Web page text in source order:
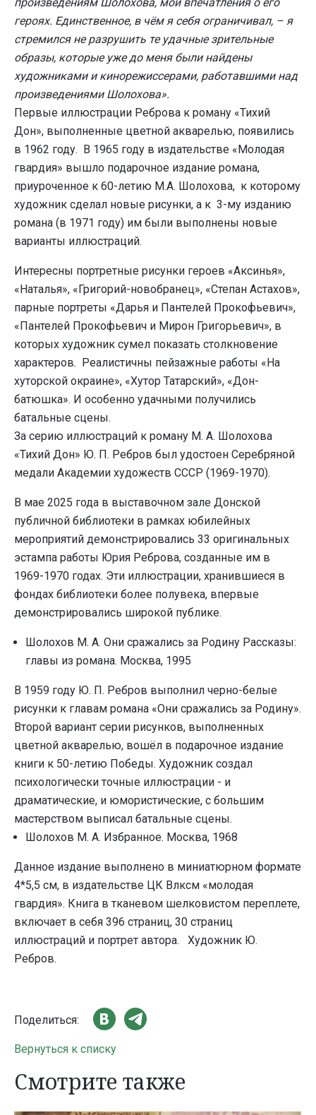
произведениям Шолохова, мои впечатления о его
героях. Единственное, в чём я себя ограничивал, – я
стремился не разрушить те удачные зрительные
образы, которые уже до меня были найдены
художниками и кинорежиссерами, работавшими над
произведениями Шолохова».
Первые иллюстрации Реброва к роману «Тихий
Дон», выполненные цветной акварелью, появились
в 1962 году. В 1965 году в издательстве «Молодая
гвардия» вышло подарочное издание романа,
приуроченное к 60-летию М.А. Шолохова, к которому
художник сделал новые рисунки, а к 3-му изданию
романа (в 1971 году) им были выполнены новые
варианты иллюстраций.
Интересны портретные рисунки героев «Аксинья»,
«Наталья», «Григорий-новобранец», «Степан Астахов»,
парные портреты «Дарья и Пантелей Прокофьевич»,
«Пантелей Прокофьевич и Мирон Григорьевич», в
которых художник сумел показать столкновение
характеров. Реалистичны пейзажные работы «На
хуторской окраине», «Хутор Татарский», «Дон-
батюшка». И особенно удачными получились
батальные сцены.
За серию иллюстраций к роману М. А. Шолохова
«Тихий Дон» Ю. П. Ребров был удостоен Серебряной
медали Академии художеств СССР (1969-1970).
В мае 2025 года в выставочном зале Донской
публичной библиотеки в рамках юбилейных
мероприятий демонстрировались 33 оригинальных
эстампа работы Юрия Реброва, созданные им в
1969-1970 годах. Эти иллюстрации, хранившиеся в
фондах библиотеки более полувека, впервые
демонстрировались широкой публике.
Шолохов М. А. Они сражались за Родину Рассказы:
главы из романа. Москва, 1995
В 1959 году Ю. П. Ребров выполнил черно-белые
рисунки к главам романа «Они сражались за Родину».
Второй вариант серии рисунков, выполненных
цветной акварелью, вошёл в подарочное издание
книги к 50-летию Победы. Художник создал
психологически точные иллюстрации - и
драматические, и юмористические, с большим
мастерством выписал батальные сцены.
Шолохов М. А. Избранное. Москва, 1968
Данное издание выполнено в миниатюрном формате
4*5,5 см, в издательстве ЦК Влксм «молодая
гвардия». Книга в тканевом шелковистом переплете,
включает в себя 396 страниц, 30 страниц
иллюстраций и портрет автора. Художник Ю.
Ребров.
Поделиться:
Вернуться к списку
Смотрите также